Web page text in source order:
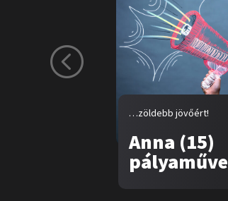
…zöldebb jövőért!
Anna (15)
pályaműve